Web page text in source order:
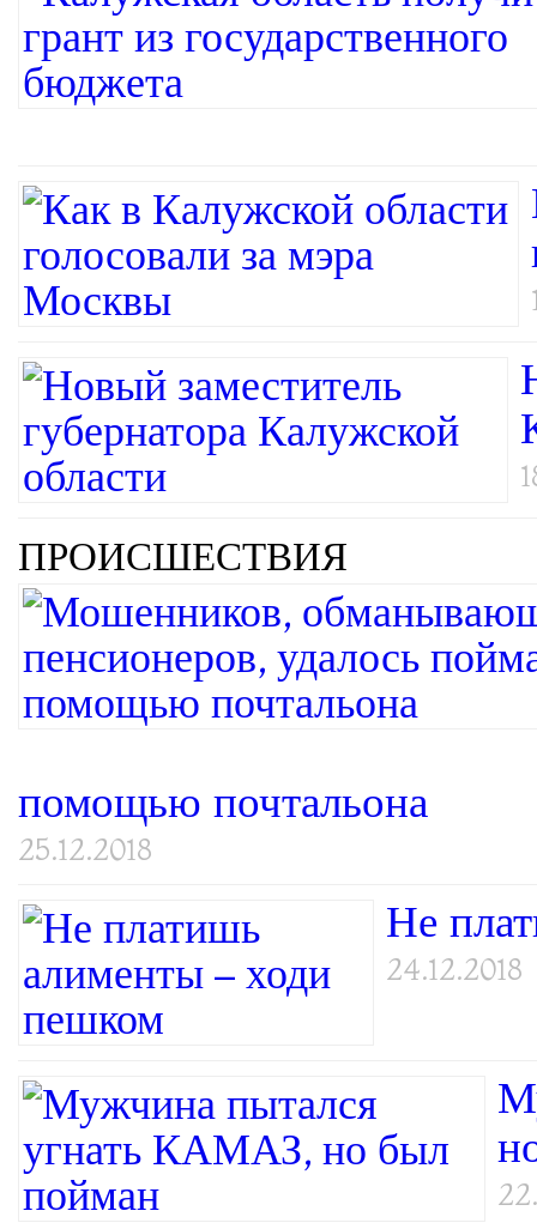
ПРОИСШЕСТВИЯ
помощью почтальона
25.12.2018
Не
24.12.2018